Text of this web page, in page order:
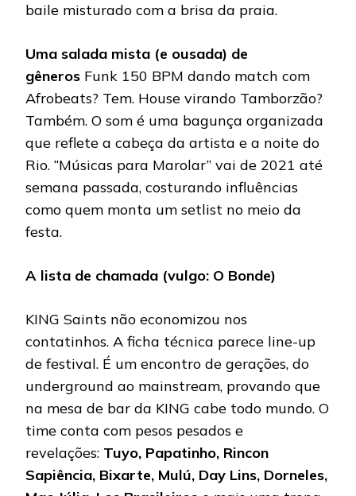
baile misturado com a brisa da praia.
Uma salada mista (e ousada) de
gêneros Funk 150 BPM dando match com
Afrobeats? Tem. House virando Tamborzão?
Também. O som é uma bagunça organizada
que reflete a cabeça da artista e a noite do
Rio. “Músicas para Marolar” vai de 2021 até
semana passada, costurando influências
como quem monta um setlist no meio da
festa.
A lista de chamada (vulgo: O Bonde)
KING Saints não economizou nos
contatinhos. A ficha técnica parece line-up
de festival. É um encontro de gerações, do
underground ao mainstream, provando que
na mesa de bar da KING cabe todo mundo. O
time conta com pesos pesados e
revelações: Tuyo, Papatinho, Rincon
Sapiência, Bixarte, Mulú, Day Lins, Dorneles,